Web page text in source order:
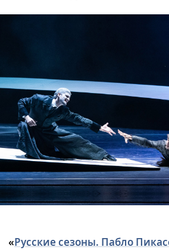
«Русские сезоны. Пабло